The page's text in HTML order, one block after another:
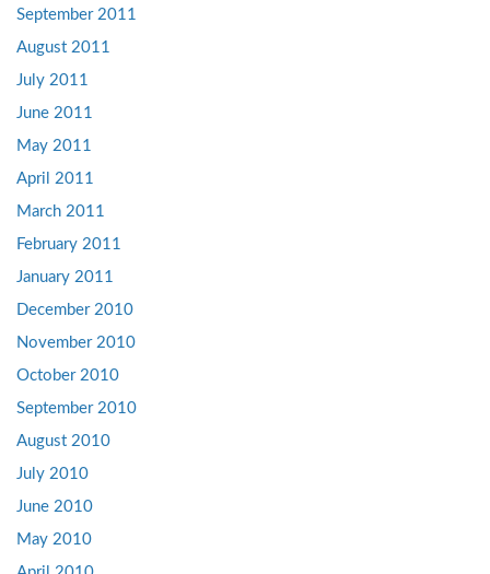
September 2011
August 2011
July 2011
June 2011
May 2011
April 2011
March 2011
February 2011
January 2011
December 2010
November 2010
October 2010
September 2010
August 2010
July 2010
June 2010
May 2010